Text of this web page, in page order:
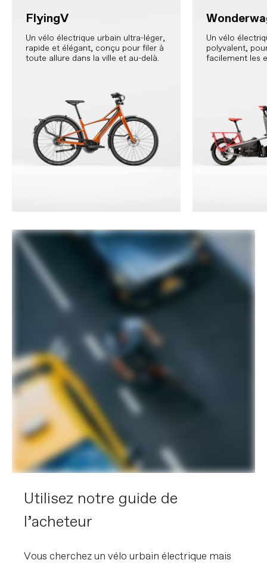
FlyingV
Un vélo électrique urbain ultra-léger,
rapide et élégant, conçu pour filer à
toute allure dans la ville et au-delà.
Un vélo
polyvalent,
facilement les
Utilisez notre guide de
l’acheteur
Vous cherchez un vélo urbain électrique mais